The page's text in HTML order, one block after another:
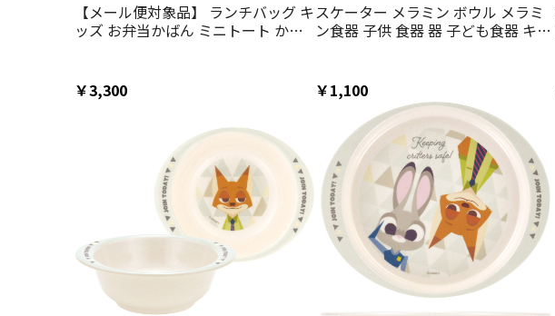
【メール便対象品】 ランチバッグ キ
ッズ お弁当かばん ミニトート かわ
ニー Disney
￥3,300
スケーター メラミン ボウル メラミ
ン食器 子供 食器 器 子ども食器 キャ
Disney【ダイカット サラダ 朝食 シ
リアル コーンフレーク ボウル】
￥1,100